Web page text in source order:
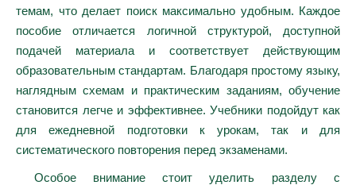
темам, что делает поиск максимально удобным. Каждое
пособие отличается логичной структурой, доступной
подачей материала и соответствует действующим
образовательным стандартам. Благодаря простому языку,
наглядным схемам и практическим заданиям, обучение
становится легче и эффективнее. Учебники подойдут как
для ежедневной подготовки к урокам, так и для
систематического повторения перед экзаменами.
Особое внимание стоит уделить разделу с